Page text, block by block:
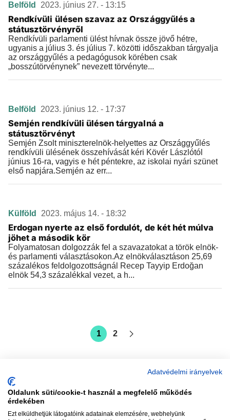
Belföld 2023. június 27. - 13:15
Rendkívüli ülésen szavaz az Országgyűlés a
státusztörvényről
Rendkívüli parlamenti ülést hívnak össze jövő hétre,
ugyanis a július 3. és július 7. közötti időszakban tárgyalja
az országgyűlés a pedagógusok körében csak
„bosszútörvénynek” nevezett törvényte...
Belföld 2023. június 12. - 17:37
Semjén rendkívüli ülésen tárgyalná a
státusztörvényt
Semjén Zsolt miniszterelnök-helyettes az Országgyűlés
rendkívüli ülésének összehívását kéri Kövér Lászlótól
június 16-ra, vagyis e hét péntekre, az iskolai nyári szünet
első napjára.Semjén az err...
Külföld 2023. május 14. - 18:32
Erdogan nyerte az első fordulót, de két hét múlva
jöhet a második kör
Folyamatosan dolgozzák fel a szavazatokat a török elnök-
és parlamenti választásokon.Az elnökválasztáson 25,69
százalékos feldolgozottságnál Recep Tayyip Erdoğan
elnök 54,3 százalékkal vezet, a h...
1 2
Adatvédelmi irányelvek
Oldalunk süti/cookie-t használ a megfelelő működés
érdekében
Ezt elküldhetjük látogatóink adatainak elemzésére, webhelyünk